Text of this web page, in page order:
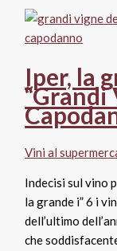
conta
più
del
territorio:
la
storia
del
ungherese
di
Md
Iper, la
“Grandi
Vini al
Indecisi sul vino
la grande i” 6 i
dell’ultimo
che